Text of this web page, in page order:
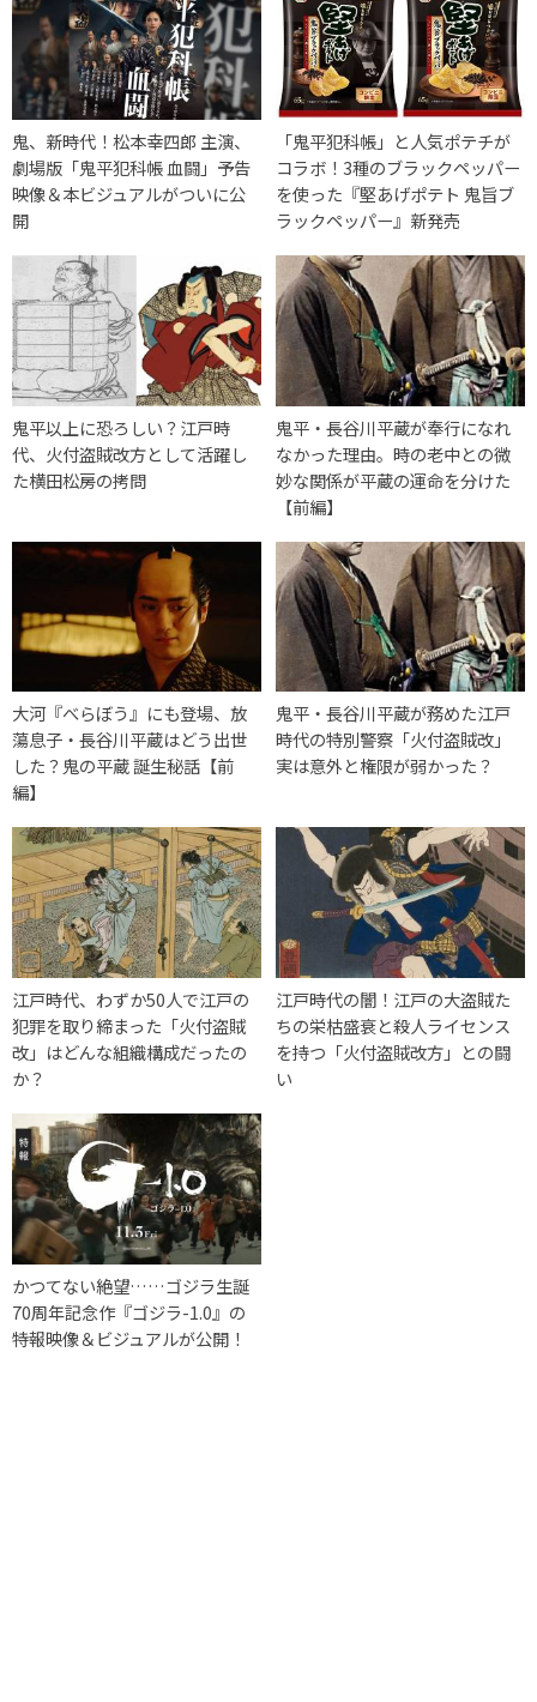
鬼、新時代！松本幸四郎 主演、
劇場版「鬼平犯科帳 血闘」予告
映像＆本ビジュアルがついに公
開
「鬼平犯科帳」と人気ポテチが
コラボ！3種のブラックペッパー
を使った『堅あげポテト 鬼旨ブ
ラックペッパー』新発売
鬼平以上に恐ろしい？江戸時
代、火付盗賊改方として活躍し
た横田松房の拷問
鬼平・長谷川平蔵が奉行になれ
なかった理由。時の老中との微
妙な関係が平蔵の運命を分けた
【前編】
大河『べらぼう』にも登場、放
蕩息子・長谷川平蔵はどう出世
した？鬼の平蔵 誕生秘話【前
編】
鬼平・長谷川平蔵が務めた江戸
時代の特別警察「火付盗賊改」
実は意外と権限が弱かった？
江戸時代、わずか50人で江戸の
犯罪を取り締まった「火付盗賊
改」はどんな組織構成だったの
か？
江戸時代の闇！江戸の大盗賊た
ちの栄枯盛衰と殺人ライセンス
を持つ「火付盗賊改方」との闘
い
かつてない絶望……ゴジラ生誕
70周年記念作『ゴジラ-1.0』の
特報映像＆ビジュアルが公開！